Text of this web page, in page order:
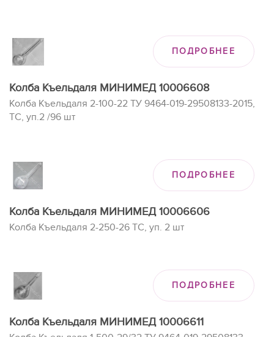
ПОДРОБНЕЕ
Колба Къельдаля МИНИМЕД 10006608
Колба Къельдаля 2-100-22 ТУ 9464-019-29508133-2015,
ТС, уп.2 /96 шт
ПОДРОБНЕЕ
Колба Къельдаля МИНИМЕД 10006606
Колба Къельдаля 2-250-26 ТС, уп. 2 шт
ПОДРОБНЕЕ
Колба Къельдаля МИНИМЕД 10006611